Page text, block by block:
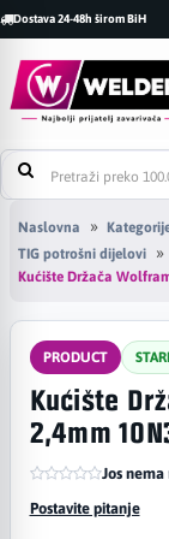
Dostava 24-48h širom BiH
Naslovna
TIG potrošni dijelovi
Kućište Držača
PRODUCT
Kućište
2,4mm
Jos
Postavite pitanje